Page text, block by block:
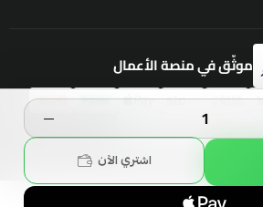
اشتري الآن
موثّق في منصة الأعمال
محفوظة | 2026
برنامج الولاء